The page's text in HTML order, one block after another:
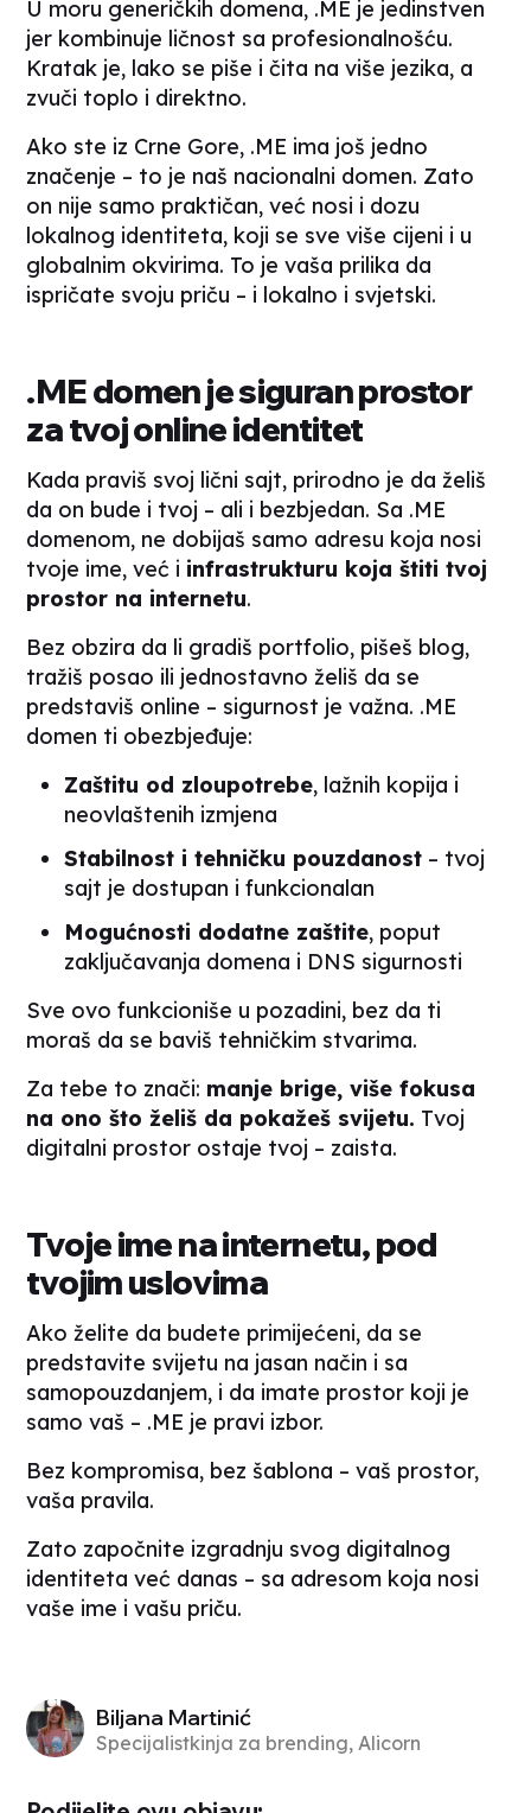
U moru generičkih domena, .ME je jedinstven
jer kombinuje ličnost sa profesionalnošću.
Kratak je, lako se piše i čita na više jezika, a
zvuči toplo i direktno.
Ako ste iz Crne Gore, .ME ima još jedno
značenje – to je naš nacionalni domen. Zato
on nije samo praktičan, već nosi i dozu
lokalnog identiteta, koji se sve više cijeni i u
globalnim okvirima. To je vaša prilika da
ispričate svoju priču – i lokalno i svjetski.
.ME domen je siguran prostor
za tvojonlineidentitet
Kada praviš svoj lični sajt, prirodno je da želiš
da on bude i tvoj – ali i bezbjedan. Sa .ME
domenom, ne dobijaš samo adresu koja nosi
tvoje ime, već i infrastrukturu koja štiti tvoj
prostor na internetu.
Bez obzira da li gradiš portfolio, pišeš blog,
tražiš posao ili jednostavno želiš da se
predstaviš online – sigurnost je važna. .ME
domen ti obezbjeđuje:
Zaštitu od zloupotrebe, lažnih kopija i
neovlaštenih izmjena
Stabilnost i tehničku pouzdanost – tvoj
sajt je dostupan i funkcionalan
Mogućnosti dodatne zaštite, poput
zaključavanja domena i DNS sigurnosti
Sve ovo funkcioniše u pozadini, bez da ti
moraš da se baviš tehničkim stvarima.
Za tebe to znači: manje brige, više fokusa
na ono što želiš da pokažeš svijetu. Tvoj
digitalni prostor ostaje tvoj – zaista.
Tvoje ime na internetu, pod
tvojim uslovima
Ako želite da budete primijećeni, da se
predstavite svijetu na jasan način i sa
samopouzdanjem, i da imate prostor koji je
samo vaš – .ME je pravi izbor.
Bez kompromisa, bez šablona – vaš prostor,
vaša pravila.
Zato započnite izgradnju svog digitalnog
identiteta već danas – sa adresom koja nosi
vaše ime i vašu priču.
Biljana Martinić
Specijalistkinja za brending, Alicorn